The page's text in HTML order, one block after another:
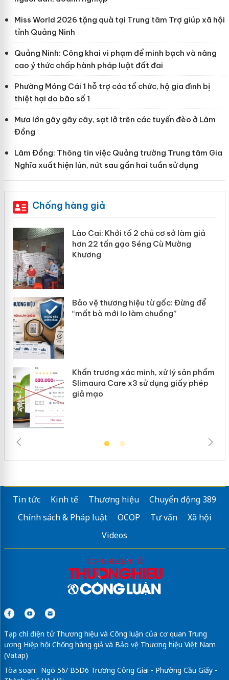
Miss World 2026 tặng quà tại Trung tâm Trợ giúp xã hội
tỉnh Quảng Ninh
Quảng Ninh: Công khai vi phạm để minh bạch và nâng
cao ý thức chấp hành pháp luật đất đai
Phường Móng Cái 1 hỗ trợ các tổ chức, hộ gia đình bị
thiệt hại do bão số 1
Mưa lớn gây gãy cây, sạt lở trên các tuyến đèo ở Lâm
Đồng
Lâm Đồng: Thông tin việc Quảng trường Trung tâm Gia
Nghĩa xuất hiện lún, nứt sau gần hai tuần sử dụng
Chống hàng giả
Lào Cai: Khởi tố 2 chủ cơ sở làm giả
hơn 22 tấn gạo Séng Cù Mường
Khương
Bảo vệ thương hiệu từ gốc: Đừng để
“mất bò mới lo làm chuồng”
Khẩn trương xác minh, xử lý sản phẩm
Slimaura Care x3 sử dụng giấy phép
giả mạo
Tin tức Kinh tế Thương hiệu
Chuyển động 389
Chính sách & Pháp luật
OCOP Tư vấn
Xã hội
Videos
Tạp chí điện tử Thương hiệu và Công luận của cơ quan Trung
ương Hiệp hội Chống hàng giả và Bảo vệ Thương hiệu Việt Nam
(Vatap)
Tòa soạn: Ngõ 56/ B5D6 Trương Công Giai - Phường Cầu Giấy -